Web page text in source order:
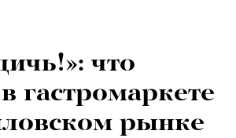
что
гастромаркете
рынке